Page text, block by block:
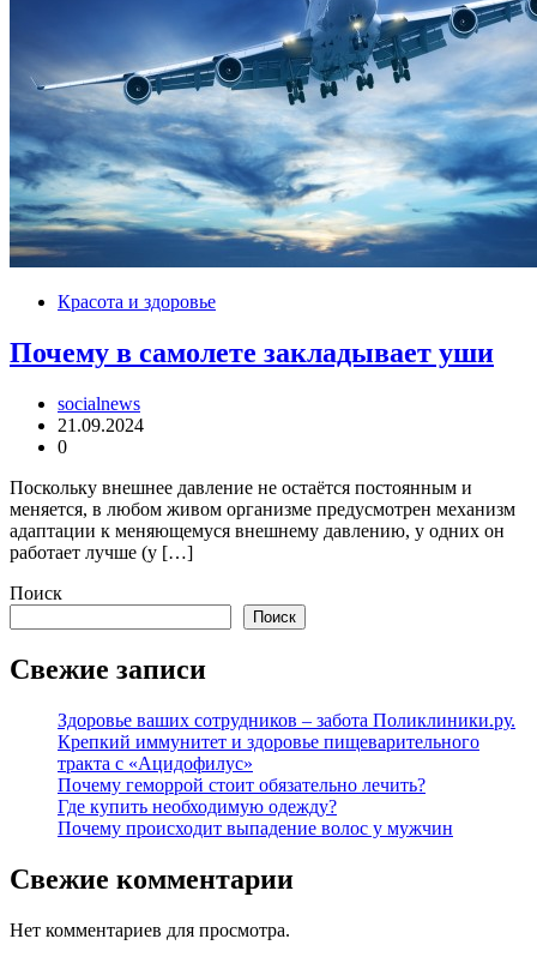
Красота и здоровье
Почему в самолете закладывает уши
socialnews
21.09.2024
0
Поскольку внешнее давление не остаётся постоянным и
меняется, в любом живом организме предусмотрен механизм
адаптации к меняющемуся внешнему давлению, у одних он
работает лучше (у […]
Поиск
Поиск
Свежие записи
Здоровье ваших сотрудников – забота Поликлиники.ру.
Крепкий иммунитет и здоровье пищеварительного
тракта с «Ацидофилус»
Почему геморрой стоит обязательно лечить?
Где купить необходимую одежду?
Почему происходит выпадение волос у мужчин
Свежие комментарии
Нет комментариев для просмотра.